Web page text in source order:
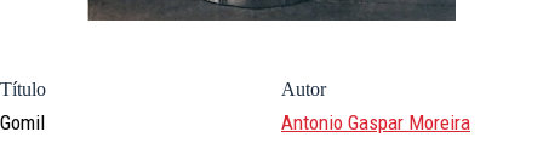
Título
Gomil
Autor
Antonio Gaspar Moreira